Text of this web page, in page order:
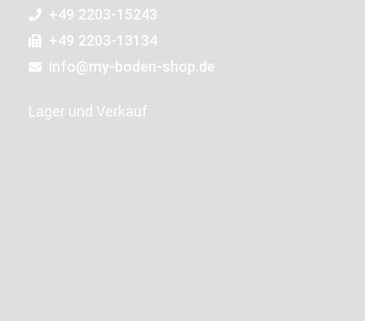
+49 2203-15243
+49 2203-13134
info@my-boden-shop.de
Lager und Verkauf